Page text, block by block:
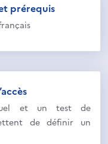
prérequis
et un test de
de définir un